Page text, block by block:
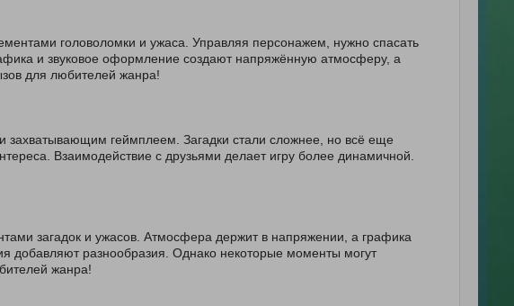
головоломки и ужаса. Управляя персонажем, нужно спасать
и звуковое оформление создают напряжённую атмосферу, а
для любителей жанра!
геймплеем. Загадки стали сложнее, но всё еще
Взаимодействие с друзьями делает игру более динамичной.
загадок и ужасов. Атмосфера держит в напряжении, а графика
добавляют разнообразия. Однако некоторые моменты могут
жанра!